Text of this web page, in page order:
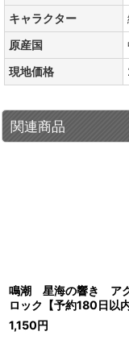
キャラクター
原産国
現地価格
関連商品
鳴潮 星海の響き ア
ロック【予約180日以内
1,150円